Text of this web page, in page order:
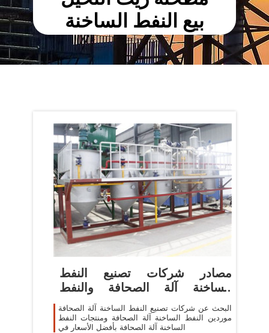
بيع النفط الساخنة
مصادر شركات تصنيع النفط
الساخنة آلة الصحافة والنفط
الساخنة
البحث عن شركات تصنيع النفط الساخنة آلة الصحافة
موردين النفط الساخنة آلة الصحافة ومنتجات النفط
الساخنة آلة الصحافة بأفضل الأسعار في